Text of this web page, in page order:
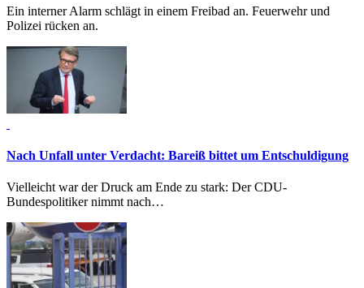
Ein interner Alarm schlägt in einem Freibad an. Feuerwehr und
Polizei rücken an.
Nach Unfall unter Verdacht: Bareiß bittet um Entschuldigung
Vielleicht war der Druck am Ende zu stark: Der CDU-
Bundespolitiker nimmt nach…